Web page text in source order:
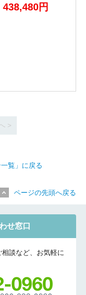
438,480円
>
覧」に戻る
ページの先頭へ戻る
せ窓口
談など、お気軽に